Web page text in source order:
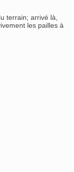
terrain; arrivé là,
les pailles à